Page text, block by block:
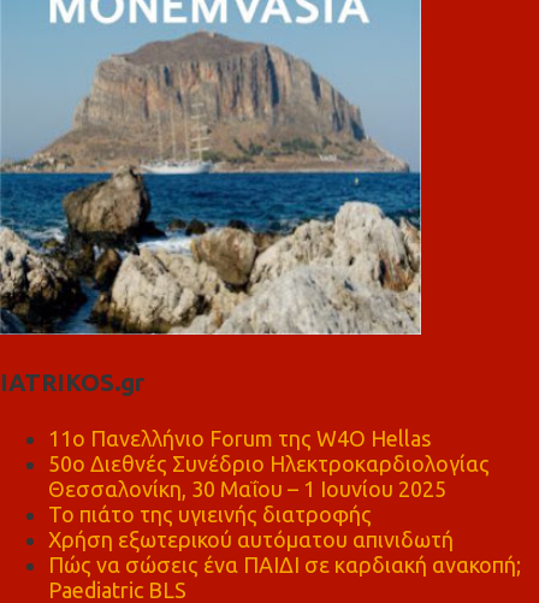
IATRIKOS.gr
11ο Πανελλήνιο Forum της W4O Hellas
50ο Διεθνές Συνέδριο Ηλεκτροκαρδιολογίας
Θεσσαλονίκη, 30 Μαΐου – 1 Ιουνίου 2025
Το πιάτο της υγιεινής διατροφής
Χρήση εξωτερικού αυτόματου απινιδωτή
Πώς να σώσεις ένα ΠΑΙΔΙ σε καρδιακή ανακοπή;
Paediatric BLS